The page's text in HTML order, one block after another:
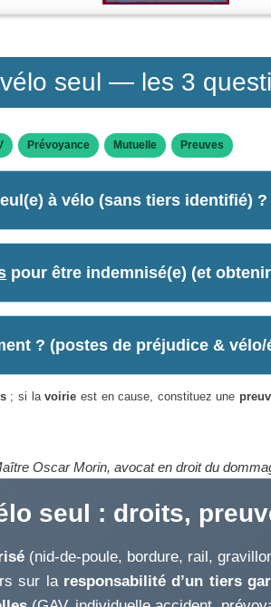
vélo seul — les 3
Prévoyance Mutuelle Preuves
à vélo (sans tiers identifié) ?
pour être indemnisé(e) (et
? (postes de préjudice & vélo/
; si lavoirie est en cause, constituez une
Oscar Morin, avocat en droit du
seul : droits,
(nid-de-poule, bordure, rail,
sur la responsabilité d’un tiers